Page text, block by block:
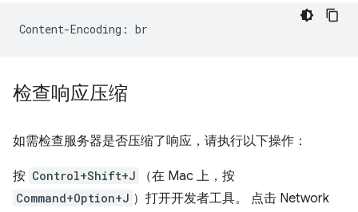
检查响应压缩
如需检查服务器是否压缩了响应，请执行以下操作：
按 Control+Shift+J （在 Mac 上，按
Command+Option+J ）打开开发者工具。 点击 Network